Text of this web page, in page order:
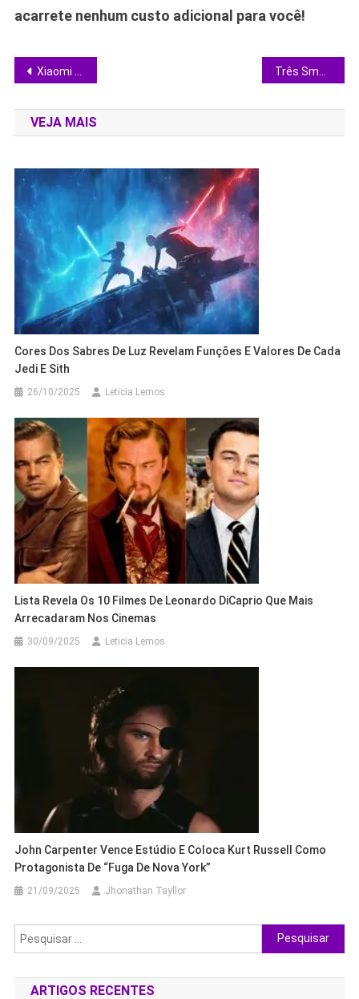
acarrete nenhum custo adicional para você!
Navegação
de
Post
Xiaomi em oferta: três smartphones com 8 GB de RAM e 256 GB de espaço chamam atenção
VEJA MAIS
Cores Dos Sabres De Luz Revelam Funções E Valores De Cada
Jedi E Sith
26/10/2025 Leticia Lemos
Lista Revela Os 10 Filmes De Leonardo DiCaprio Que Mais
Arrecadaram Nos Cinemas
30/09/2025 Leticia Lemos
John Carpenter Vence Estúdio E Coloca Kurt Russell Como
Protagonista De “Fuga De Nova York”
21/09/2025 Jhonathan Tayllor
Pesquisar
por:
ARTIGOS RECENTES